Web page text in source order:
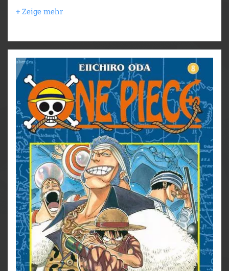
Der Kampf gegen Don Creek und seine zwei
Geisel genommen haben. Doch der nette Sanji, der
Jeff eigentlich gar nicht leiden kann, tritt plötzlich
den Kampf auf Leben und Tod an und offenbart ein
grausiges Geheimnis, das er mit Jeff teilt...
Für Fans von Naruto, Dragon Ball, My Hero Academia
und Fairy Tail!
Weitere Infos:
- Anime-Serie bei Crunchyroll
- bisher 13 Anime-Kinofilme
- DVD/BD bei Kazé
- Live-Action-Netflixserie
- diverse Videospiele
- ab 10 Jahren